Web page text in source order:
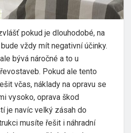
pokud je dlouhodobé, na
vždy mít negativní účinky.
bývá náročné a to u
Pokud ale tento
včas, náklady na opravu se
vysoko, oprava škod
je navíc velký zásah do
musíte řešit i náhradní